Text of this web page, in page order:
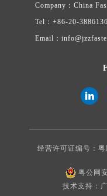
Company：China
Tel：+86-20-
Email：
经营许可证编号：粤
粤公网
技术支持：